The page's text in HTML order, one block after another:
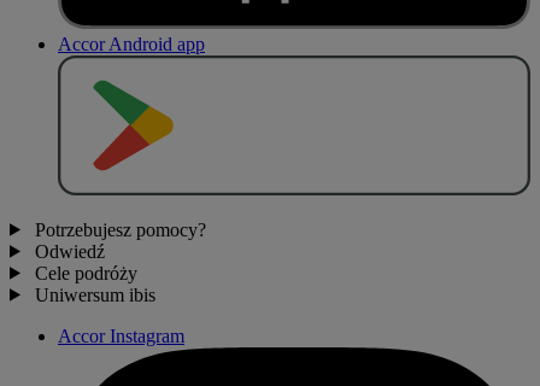
Accor Android app
Potrzebujesz pomocy?
Odwiedź
Cele podróży
Uniwersum ibis
Accor Instagram